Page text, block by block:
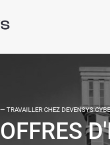
— TRAVAILLER CHEZ DEVENSYS
OFFRES